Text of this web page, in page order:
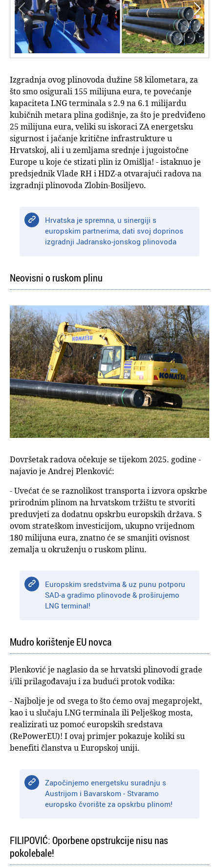


Izgradnja ovog plinovoda dužine 58 kilometara, za
što smo osigurali 155 milijuna eura, te povećanje
kapaciteta LNG terminala s 2.9 na 6.1 milijardu
kubičnih metara plina godišnje, za što je predviđeno
25 milijuna eura, veliki su iskoraci ZA energetsku
sigurnost i jačanje kritične infrastrukture u
Hrvatskoj, ali i u zemljama srednje i jugoistočne
Europe u koje će stizati plin iz Omišlja! - istaknuo je
predsjednik Vlade RH i HDZ-a otvarajući radova na
izgradnji plinovoda Zlobin-Bosiljevo.
Hrvatska je spremna, u sinergiji s
europskim partnerima, dati svoj doprinos
izgradnji Jadransko-jonskog plinovoda
Neovisni o ruskom plinu
Dovršetak radova očekuje se tijekom 2025. godine -
najavio je Andrej Plenković:
- Uvećat će se raznolikost transporta i izvora opskrbe
prirodnim plinom na hrvatskom tržištu te stvoriti
preduvjeti za dodatnu opskrbu europskih država. S
ovom strateškom investicijom, ukupno vrijednom
180 milijuna eura, znatno će se smanjiti ovisnost
zemalja u okruženju o ruskom plinu.
Europskim sredstvima & uz punu potporu
SAD-a gradimo plinovode & proširujemo
LNG terminal!
Mudro korištenje EU novca
Plenković je naglasio da se hrvatski plinovodi grade
i/ili prilagođavaju i za budući protok vodika:
- Najbolje je od svega to što ćemo ovaj megaprojekt,
kao i u slučaju LNG terminala ili Pelješkog mosta,
realizirati uz pomoć europskih sredstava
(RePowerEU)! I ovaj primjer pokazuje koliki su
benefiti članstva u Europskoj uniji.
Započinjemo energetsku suradnju s
Austrijom i Bavarskom - Stvaramo
europsko čvorište za opskrbu plinom!
FILIPOVIĆ: Oporbene opstrukcije nisu nas
pokolebale!